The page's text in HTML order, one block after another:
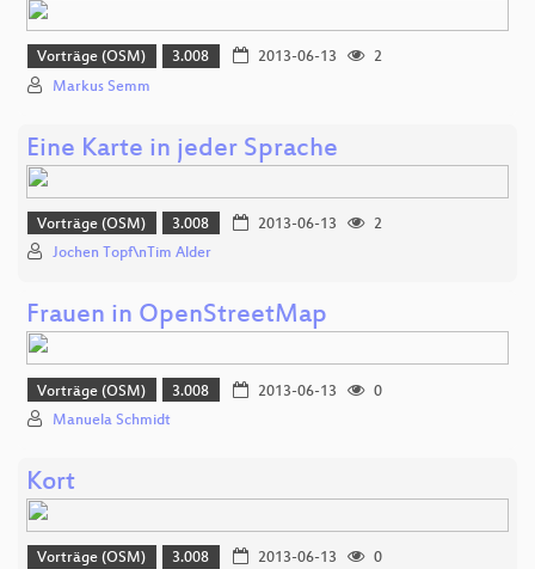
Vorträge (OSM) 3.008 2013-06-13
2
Markus Semm
Eine Karte in jeder Sprache
Vorträge (OSM) 3.008 2013-06-13
2
Jochen Topf\nTim Alder
Frauen in OpenStreetMap
Vorträge (OSM) 3.008 2013-06-13
0
Manuela Schmidt
Kort
Vorträge (OSM) 3.008 2013-06-13
0